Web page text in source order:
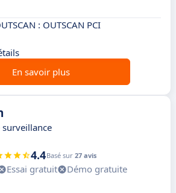
: OUTSCAN PCI
En savoir plus
surveillance
4.4Basé sur 27 avis
Essai gratuit
Démo gratuite